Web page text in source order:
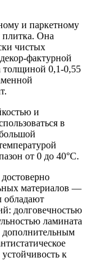
и паркетному
плитка. Она
чистых
фактурной
толщиной 0,1-0,55
и
в
от 0 до 40°С.
материалов —
обладают
долговечностью
ламината
дополнительным
к